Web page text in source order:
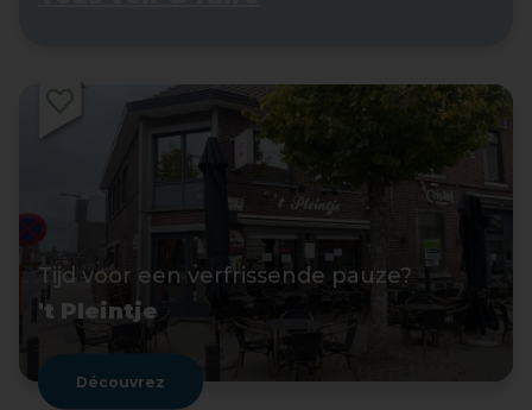
Tijd voor een verfrissende pauze?
't Pleintje
Découvrez